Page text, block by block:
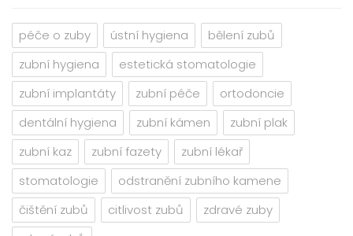
péče o zuby ústní hygiena
bělení zubů
zubní hygiena
estetická stomatologie
zubní implantáty
zubní péče
ortodoncie
dentální hygiena
zubní kámen
zubní plak
zubní kaz
zubní fazety
zubní lékař
stomatologie
odstranění zubního kamene
čištění zubů
citlivost zubů
zdravé zuby